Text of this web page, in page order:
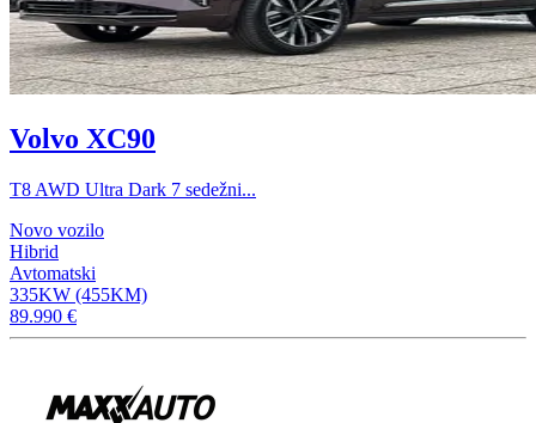
Volvo XC90
T8 AWD Ultra Dark 7 sedežni...
Novo vozilo
Hibrid
Avtomatski
335KW (455KM)
89.990 €